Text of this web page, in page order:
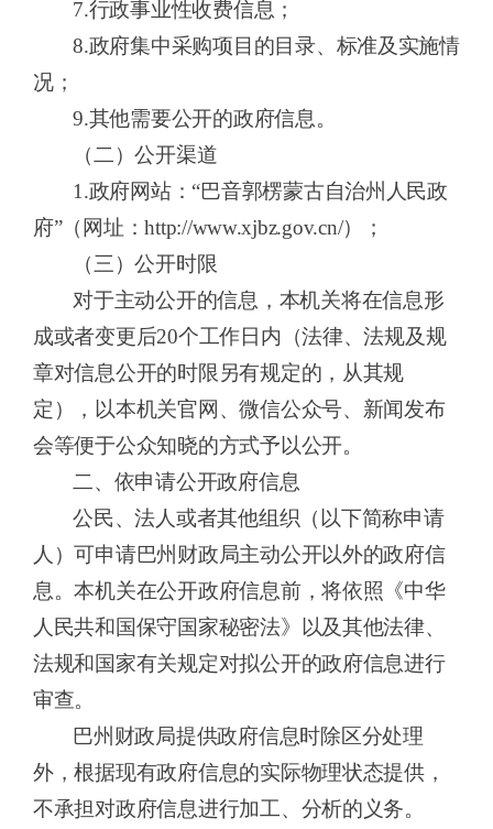
7.行政事业性收费信息；
8.政府集中采购项目的目录、标准及实施情
况；
9.其他需要公开的政府信息。
（二）公开渠道
1.政府网站：“巴音郭楞蒙古自治州人民政
府”（网址：http://www.xjbz.gov.cn/）；
（三）公开时限
对于主动公开的信息，本机关将在信息形
成或者变更后20个工作日内（法律、法规及规
章对信息公开的时限另有规定的，从其规
定），以本机关官网、微信公众号、新闻发布
会等便于公众知晓的方式予以公开。
二、依申请公开政府信息
公民、法人或者其他组织（以下简称申请
人）可申请巴州财政局主动公开以外的政府信
息。本机关在公开政府信息前，将依照《中华
人民共和国保守国家秘密法》以及其他法律、
法规和国家有关规定对拟公开的政府信息进行
审查。
巴州财政局提供政府信息时除区分处理
外，根据现有政府信息的实际物理状态提供，
不承担对政府信息进行加工、分析的义务。